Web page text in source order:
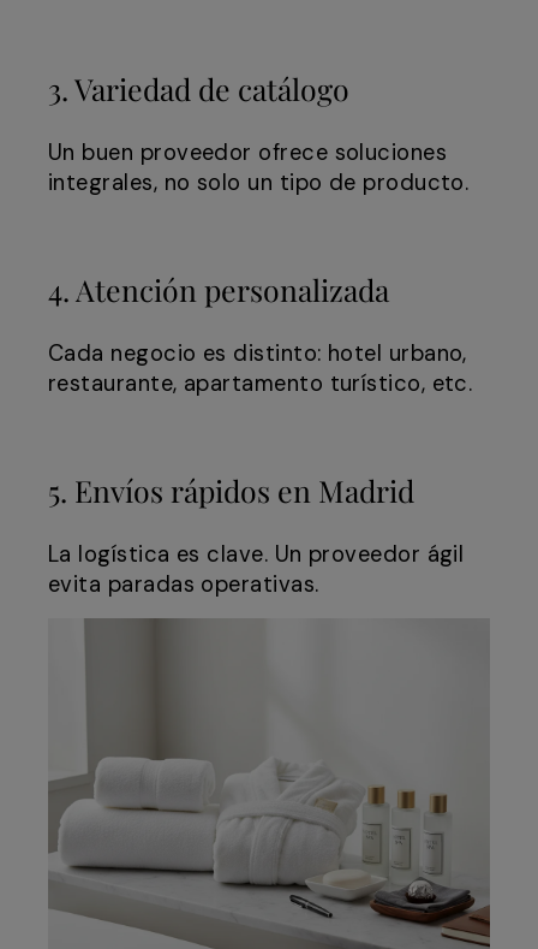
3. Variedad de catálogo
Un buen proveedor ofrece soluciones
integrales, no solo un tipo de producto.
4. Atención personalizada
Cada negocio es distinto: hotel urbano,
restaurante, apartamento turístico, etc.
5. Envíos rápidos en Madrid
La logística es clave. Un proveedor ágil
evita paradas operativas.